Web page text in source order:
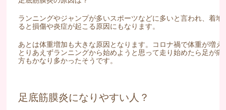
ランニングやジャンプが多いスポーツなどに多いと言われ、着
ると損傷や炎症が起こる原因にもなります。
あとは体重増加も大きな原因となります。コロナ禍で体重が増
とりあえずランニングから始めようと思って走り始めたら足が
方もかなり多かったそうです。
足底筋膜炎になりやすい人？